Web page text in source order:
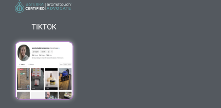
TIKTOK